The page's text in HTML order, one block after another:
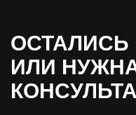
ИЛИ